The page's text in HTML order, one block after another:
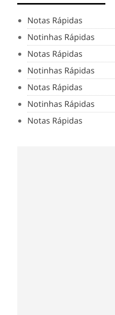
Notas Rápidas
Notinhas Rápidas
Notas Rápidas
Notinhas Rápidas
Notas Rápidas
Notinhas Rápidas
Notas Rápidas